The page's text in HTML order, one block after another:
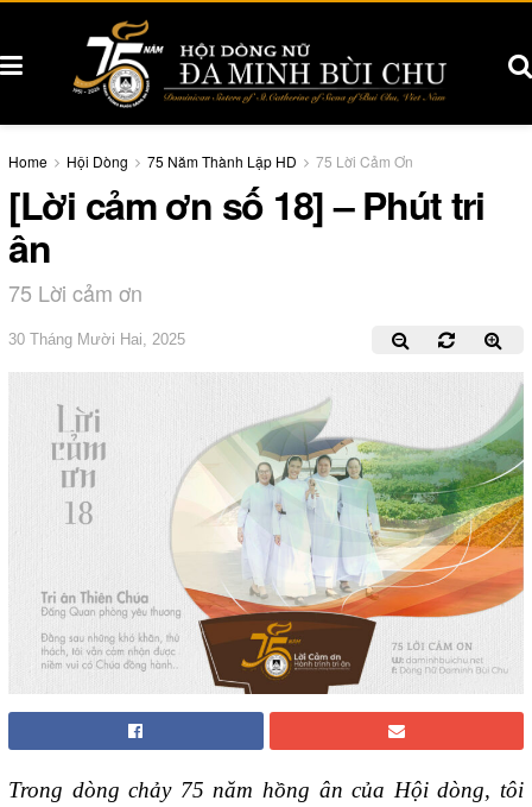
Home Hội Dòng 75 Năm Thành Lập HD 75 Lời Cảm Ơn
[Lời cảm ơn số 18] – Phút tri
ân
75 Lời cảm ơn
30 Tháng Mười Hai, 2025
Trong dòng chảy 75 năm hồng ân của Hội dòng, tôi